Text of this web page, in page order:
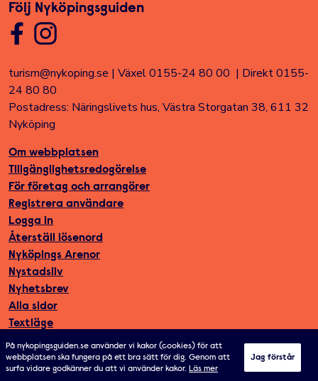
Följ Nyköpingsguiden
turism@nykoping.se | Växel 0155-24 80 00 | Direkt 0155-
24 80 80
Postadress: Näringslivets hus, Västra Storgatan 38, 611 32
Nyköping
Om webbplatsen
Tillgänglighetsredogörelse
För företag och arrangörer
Registrera användare
Logga in
Återställ lösenord
Nyköpings Arenor
Nystadsliv
Nyhetsbrev
Alla sidor
Textläge
På nykopingsguiden.se använder vi kakor (cookies) för att
webbplatsen ska fungera på ett bra sätt för dig. Genom att
surfa vidare godkänner du att vi använder kakor. Läs mer
Jag förstår